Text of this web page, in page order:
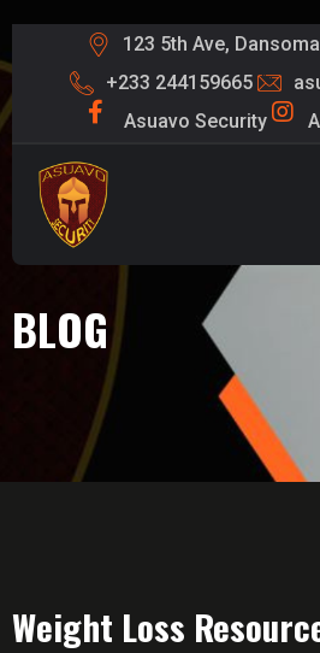
123 5th Ave,
+233 244159665
Asuavo Security
BLOG
Weight Loss